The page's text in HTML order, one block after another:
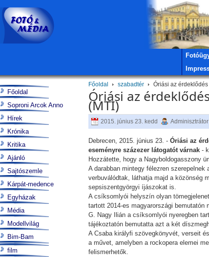
Főoldal szabadtér Óriási az
Óriási az
(MTI)
2015. június 23. kedd Adminisztrátor
Debrecen, 2015. június 23. -Óriási az
eseményre százezer látogatót várnak -
Hozzátette, hogy a Nagyboldogasszony
A darabban mintegy félezren
verbuválódtak, láthatja majd a közönség
sepsiszentgyörgyi íjászokat is.
A csíksomlyói helyszín olyan
tartott 2014-es magyarországi bemutatón
G. Nagy Ilián a csíksomlyói nyeregben
tájékoztatón bemutatta azt a két
A Csaba királyfi szövegkönyvét, verseit
a művet, amelyben a rockopera elemei
felismerhetők.
Főoldal
Soproni Arcok Anno
Hírek
Krónika
Kritika
Ajánló
Sajtószemle
Kárpát-medence
Egyházak
Média
Modellvilág
Bim-Bam
film